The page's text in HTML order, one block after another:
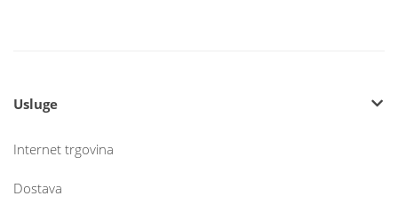
Usluge
Internet trgovina
Dostava